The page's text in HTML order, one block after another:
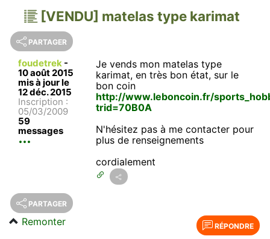
[VENDU] matelas type karimat
PARTAGER
foudetrek -
10 août 2015
mis à jour le
12 déc. 2015
Inscription :
05/03/2009
59
messages
Je vends mon matelas type
karimat, en très bon état, sur le
bon coin
http://www.leboncoin.fr/
trid=70B0A
N'hésitez pas à me contacter pour
plus de renseignements
cordialement
PARTAGER
RÉPONDRE
Remonter